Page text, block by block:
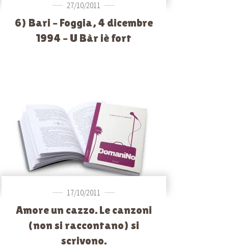
27/10/2011
6) Bari – Foggia, 4 dicembre
1994 – U Bàr iè fort
17/10/2011
Amore un cazzo. Le canzoni
(non si raccontano) si
scrivono.